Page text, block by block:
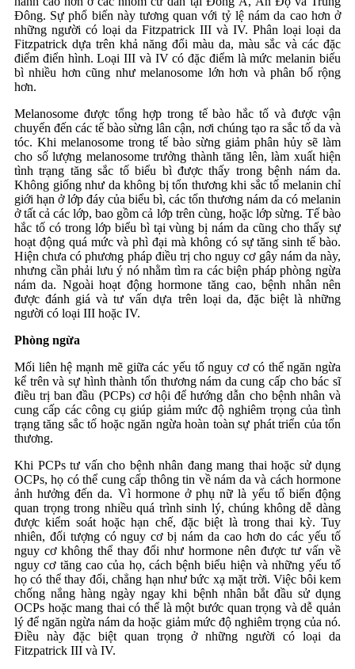
Đông. Sự phổ biến này tương quan với tỷ lệ nám da cao hơn ở
những người có loại da Fitzpatrick III và IV. Phân loại loại da
Fitzpatrick dựa trên khả năng đổi màu da, màu sắc và các đặc
điểm điển hình. Loại III và IV có đặc điểm là mức melanin biểu
bì nhiều hơn cũng như melanosome lớn hơn và phân bố rộng
hơn.
Melanosome được tổng hợp trong tế bào hắc tố và được vận
chuyển đến các tế bào sừng lân cận, nơi chúng tạo ra sắc tố da và
tóc. Khi melanosome trong tế bào sừng giảm phân hủy sẽ làm
cho số lượng melanosome trưởng thành tăng lên, làm xuất hiện
tình trạng tăng sắc tố biểu bì được thấy trong bệnh nám da.
Không giống như da không bị tổn thương khi sắc tố melanin chỉ
giới hạn ở lớp đáy của biểu bì, các tổn thương nám da có melanin
ở tất cả các lớp, bao gồm cả lớp trên cùng, hoặc lớp sừng. Tế bào
hắc tố có trong lớp biểu bì tại vùng bị nám da cũng cho thấy sự
hoạt động quá mức và phì đại mà không có sự tăng sinh tế bào.
Hiện chưa có phương pháp điều trị cho nguy cơ gây nám da này,
nhưng cần phải lưu ý nó nhằm tìm ra các biện pháp phòng ngừa
nám da. Ngoài hoạt động hormone tăng cao, bệnh nhân nên
được đánh giá và tư vấn dựa trên loại da, đặc biệt là những
người có loại III hoặc IV.
Phòng ngừa
Mối liên hệ mạnh mẽ giữa các yếu tố nguy cơ có thể ngăn ngừa
kể trên và sự hình thành tổn thương nám da cung cấp cho bác sĩ
điều trị ban đầu (PCPs) cơ hội để hướng dẫn cho bệnh nhân và
cung cấp các công cụ giúp giảm mức độ nghiêm trọng của tình
trạng tăng sắc tố hoặc ngăn ngừa hoàn toàn sự phát triển của tổn
thương.
Khi PCPs tư vấn cho bệnh nhân đang mang thai hoặc sử dụng
OCPs, họ có thể cung cấp thông tin về nám da và cách hormone
ảnh hưởng đến da. Vì hormone ở phụ nữ là yếu tố biến động
quan trọng trong nhiều quá trình sinh lý, chúng không dễ dàng
được kiểm soát hoặc hạn chế, đặc biệt là trong thai kỳ. Tuy
nhiên, đối tượng có nguy cơ bị nám da cao hơn do các yếu tố
nguy cơ không thể thay đổi như hormone nên được tư vấn về
nguy cơ tăng cao của họ, cách bệnh biểu hiện và những yếu tố
họ có thể thay đổi, chẳng hạn như bức xạ mặt trời. Việc bôi kem
chống nắng hàng ngày ngay khi bệnh nhân bắt đầu sử dụng
OCPs hoặc mang thai có thể là một bước quan trọng và dễ quản
lý để ngăn ngừa nám da hoặc giảm mức độ nghiêm trọng của nó.
Điều này đặc biệt quan trọng ở những người có loại da
Fitzpatrick III và IV.